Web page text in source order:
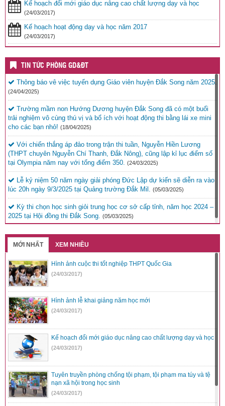
Kế hoạch đổi mới giáo dục nâng cao chất lượng dạy và học
(24/03/2017)
Kế hoạch hoạt động dạy và học năm 2017
(24/03/2017)
TIN TỨC PHÒNG GD&ĐT
Thông báo vê việc tuyển dụng Giáo viên huyện Đắk Song năm 2025.
(24/04/2025)
Trường mầm non Hướng Dương huyện Đắk Song đã có một buổi
trải nghiệm vô cùng thú vị và bổ ích với hoạt động thi bằng lái xe mini
cho các bạn nhỏ! (18/04/2025)
Với chiến thắng áp đảo trong trận thi tuần, Nguyễn Hiền Lương
(THPT chuyên Nguyễn Chí Thanh, Đắk Nông), cũng lập kỉ lục điểm số
tại Olympia năm nay với tổng điểm 350.
(24/03/2025)
Lễ kỷ niệm 50 năm ngày giải phóng Đức Lập dự kiến sẽ diễn ra vào
lúc 20h ngày 9/3/2025 tại Quảng trường Đắk Mil.
(05/03/2025)
Kỳ thi chọn học sinh giỏi trung học cơ sở cấp tỉnh, năm học 2024 –
2025 tại Hội đồng thi Đắk Song.
(05/03/2025)
MỚI NHẤT XEM NHIỀU
Hình ảnh cuộc thi tốt nghiệp THPT Quốc Gia
(24/03/2017)
Hình ảnh lễ khai giảng năm học mới
(24/03/2017)
Kế hoạch đổi mới giáo dục nâng cao chất lượng dạy và học
(24/03/2017)
Tuyên truyền phòng chống tội phạm, tội phạm ma túy và tệ
nạn xã hội trong học sinh
(24/03/2017)